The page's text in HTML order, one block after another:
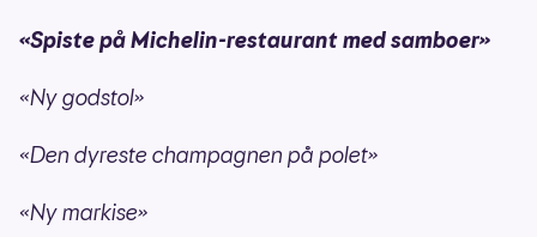
«Spiste på Michelin-restaurant med samboer»
«Ny godstol»
«Den dyreste champagnen på polet»
«Ny markise»